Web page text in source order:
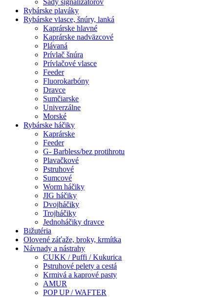
Sady signalizátorov
Rybárske plaváky
Rybárske vlasce, šnúry, lanká
Kaprárske hlavné
Kaprárske nadväzcové
Plávaná
Prívlač šnúra
Prívlačové vlasce
Feeder
Fluorokarbóny
Dravce
Sumčiarske
Univerzálne
Morské
Rybárske háčiky
Kaprárske
Feeder
G- Barbless/bez protihrotu
Plavačkové
Pstruhové
Sumcové
Worm háčiky
JIG háčiky
Dvojháčiky
Trojháčiky
Jednoháčiky dravce
Bižutéria
Olovené záťaže, broky, krmítka
Návnady a nástrahy
CUKK / Puffi / Kukurica
Pstruhové pelety a cestá
Krmivá a kaprové pasty
AMUR
POP UP / WAFTER